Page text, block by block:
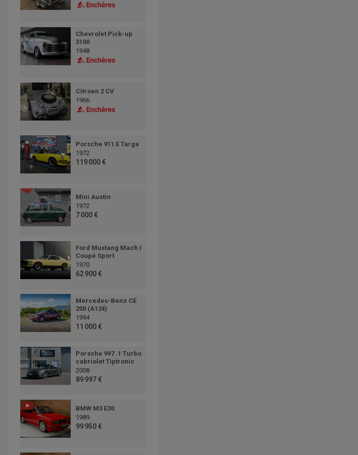
Chevrolet Pick-up
3100
1948
Citroen 2 CV
1966
Porsche 911 E Targa
1972
119 000 €
Mini Austin
1972
7 000 €
Ford Mustang Mach I
Coupé Sport
1970
62 900 €
Mercedes-Benz CE
200 (A124)
1994
11 000 €
Porsche 997 .1 Turbo
cabriolet Tiptronic
2008
89 997 €
BMW M3 E30
1989
99 950 €